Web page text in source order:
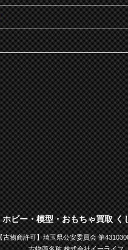
ホビー・模型・おもちゃ買取 く
古物商許可】埼玉県公安委員会 第